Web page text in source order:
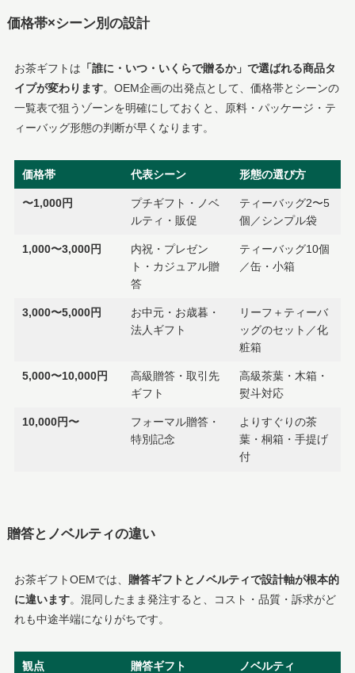
価格帯×シーン別の設計
お茶ギフトは 「誰に・いつ・いくらで贈るか」で選ばれる商品タ
イプが変わります。OEM企画の出発点として、価格帯とシーンの
一覧表で狙うゾーンを明確にしておくと、原料・パッケージ・テ
ィーバッグ形態の判断が早くなります。
価格帯 代表シーン 形態の選び方
〜1,000円
プチギフト・ノベ
ルティ・販促
ティーバッグ2〜5
個／シンプル袋
1,000〜3,000円
内祝・プレゼン
ト・カジュアル贈
答
ティーバッグ10個
／缶・小箱
3,000〜5,000円
お中元・お歳暮・
法人ギフト
リーフ＋ティーバ
ッグのセット／化
粧箱
5,000〜10,000円
高級贈答・取引先
ギフト
高級茶葉・木箱・
熨斗対応
10,000円〜
フォーマル贈答・
特別記念
よりすぐりの茶
葉・桐箱・手提げ
付
贈答とノベルティの違い
お茶ギフトOEMでは、
贈答ギフトとノベルティで設計軸が根本的
に違います。混同したまま発注すると、コスト・品質・訴求がど
れも中途半端になりがちです。
観点 贈答ギフト ノベルティ